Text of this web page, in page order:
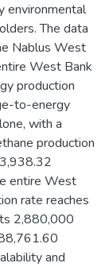
environmental
The data
Nablus West
West Bank
production
to-energy
with a
production
entire West
rate reaches
2,880,000
and